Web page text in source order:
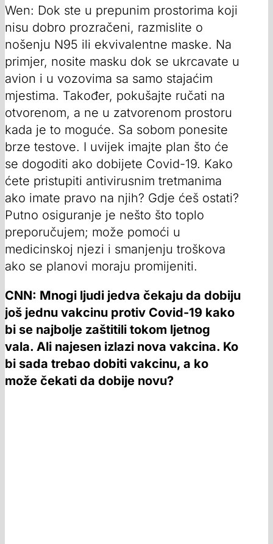
Wen: Dok ste u prepunim prostorima koji
nisu dobro prozračeni, razmislite o
nošenju N95 ili ekvivalentne maske. Na
primjer, nosite masku dok se ukrcavate u
avion i u vozovima sa samo stajaćim
mjestima. Također, pokušajte ručati na
otvorenom, a ne u zatvorenom prostoru
kada je to moguće. Sa sobom ponesite
brze testove. I uvijek imajte plan što će
se dogoditi ako dobijete Covid-19. Kako
ćete pristupiti antivirusnim tretmanima
ako imate pravo na njih? Gdje ćeš ostati?
Putno osiguranje je nešto što toplo
preporučujem; može pomoći u
medicinskoj njezi i smanjenju troškova
ako se planovi moraju promijeniti.
CNN: Mnogi ljudi jedva čekaju da dobiju
još jednu vakcinu protiv Covid-19 kako
bi se najbolje zaštitili tokom ljetnog
vala. Ali najesen izlazi nova vakcina. Ko
bi sada trebao dobiti vakcinu, a ko
može čekati da dobije novu?